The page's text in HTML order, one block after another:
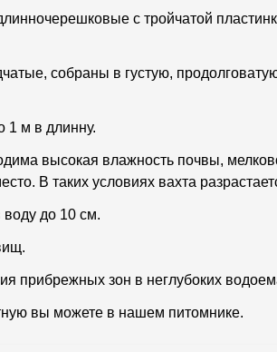
с тройчатой
собраны в густую,
1 м в длинну.
высокая влажность почвы,
В таких условиях вахта
воду до 10 см.
прибрежных зон в неглубоких
вы можете в нашем питомнике.